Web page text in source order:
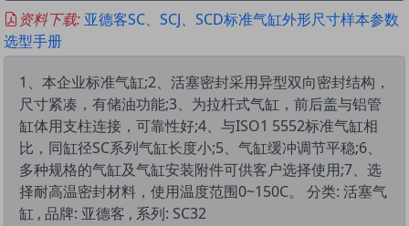
资料下载: 亚德客SC、SCJ、SCD标准气缸外形尺寸样本参数
选型手册
1、本企业标准气缸;2、活塞密封采用异型双向密封结构，
尺寸紧凑，有储油功能;3、为拉杆式气缸，前后盖与铝管
缸体用支柱连接，可靠性好;4、与ISO1 5552标准气缸相
比，同缸径SC系列气缸长度小;5、气缸缓冲调节平稳;6、
多种规格的气缸及气缸安装附件可供客户选择使用;7、选
择耐高温密封材料，使用温度范围0~150C。 分类: 活塞气
缸 , 品牌: 亚德客 , 系列: SC32